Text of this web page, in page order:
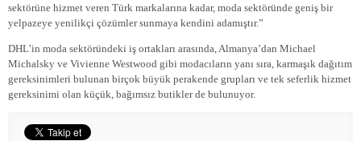
sektörüne hizmet veren Türk markalarına kadar, moda sektöründe geniş bir
yelpazeye yenilikçi çözümler sunmaya kendini adamıştır.”
DHL’in moda sektöründeki iş ortakları arasında, Almanya’dan Michael
Michalsky ve Vivienne Westwood gibi modacıların yanı sıra, karmaşık dağıtım
gereksinimleri bulunan birçok büyük perakende grupları ve tek seferlik hizmet
gereksinimi olan küçük, bağımsız butikler de bulunuyor.